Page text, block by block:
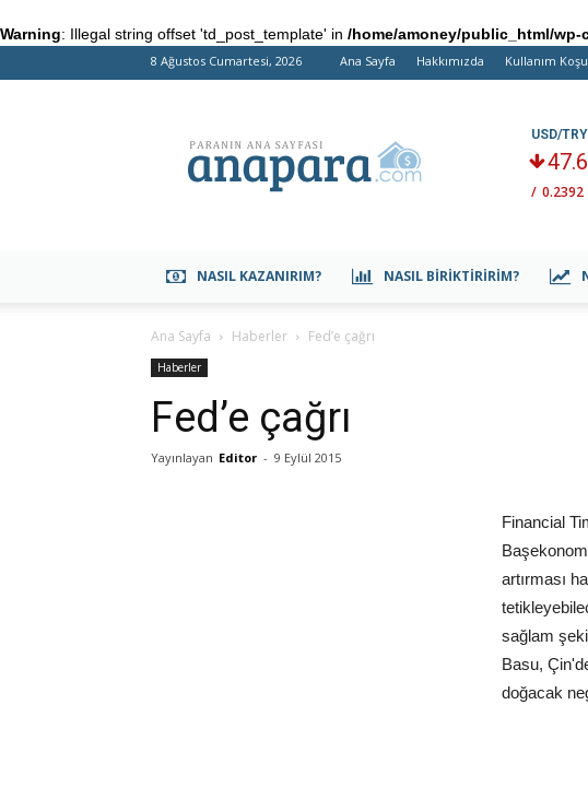
Warning: Illegal string offset 'td_post_template' in /home/amoney/public_html/
8 Ağustos Cumartesi, 2026 Ana Sayfa Hakkımızda Kullanım
USD/TRY
/ 0.2392
NASIL KAZANIRIM? NASIL BIRIKTIRIRIM?
Ana Sayfa Haberler Fed’e çağrı
Haberler
Fed’e çağrı
Yayınlayan Editor - 9 Eylül 2015
Financial
artırması
sağlam
Basu,
doğacak